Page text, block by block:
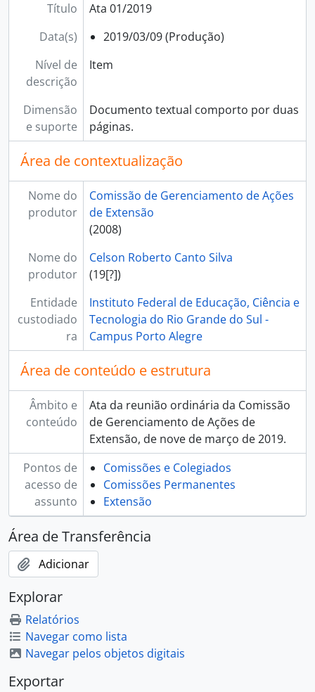
Título
Ata 01/2019
Data(s)
2019/03/09 (Produção)
Nível de
descrição
Item
Dimensão
e suporte
Documento textual comporto por duas
páginas.
Área de contextualização
Nome do
produtor
Comissão de Gerenciamento de Ações
de Extensão
(2008)
Nome do
produtor
Celson Roberto Canto Silva
(19[?])
Entidade
custodiado
ra
Instituto Federal de Educação, Ciência e
Tecnologia do Rio Grande do Sul -
Campus Porto Alegre
Área de conteúdo e estrutura
Âmbito e
conteúdo
Ata da reunião ordinária da Comissão
de Gerenciamento de Ações de
Extensão, de nove de março de 2019.
Pontos de
acesso de
assunto
Comissões e Colegiados
Comissões Permanentes
Extensão
Área de Transferência
Adicionar
Explorar
Relatórios
Navegar como lista
Navegar pelos objetos digitais
Exportar